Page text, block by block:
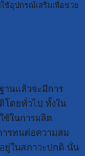
ช้อุปกรณ์เสริมเพื่อช่วย
นแล้วจะมีการ
โดยทั่วไป ทั้งใน
ช้ในการผลิต
รทนต่อความสม
ยู่ในสภาวะปกติ นั่น